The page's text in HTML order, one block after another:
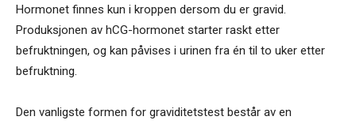
Hormonet finnes kun i kroppen dersom du er gravid.
Produksjonen av hCG-hormonet starter raskt etter
befruktningen, og kan påvises i urinen fra én til to uker etter
befruktning.
Den vanligste formen for graviditetstest består av en